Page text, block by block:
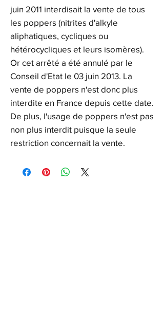
juin 2011 interdisait la vente de tous
les poppers (nitrites d'alkyle
aliphatiques, cycliques ou
hétérocycliques et leurs isomères).
Or cet arrêté a été annulé par le
Conseil d'Etat le 03 juin 2013. La
vente de poppers n'est donc plus
interdite en France depuis cette date.
De plus, l'usage de poppers n'est pas
non plus interdit puisque la seule
restriction concernait la vente.